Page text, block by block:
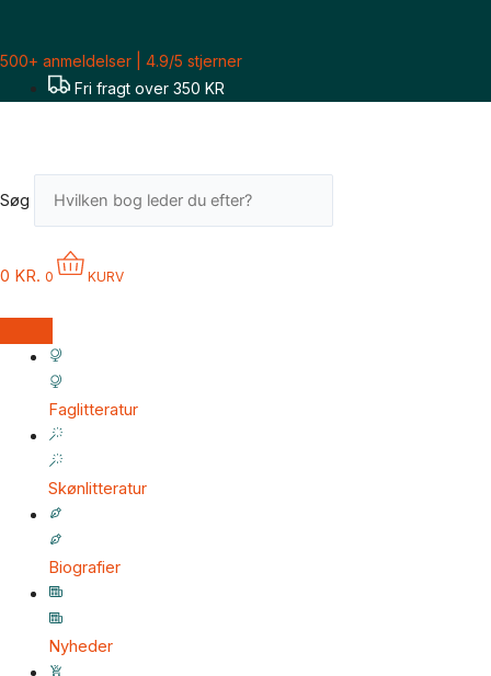
indholdet
500+ anmeldelser | 4.9/5 stjerner
Fri fragt over 350 KR
Søg
0 KR. 0 KURV
Faglitteratur
Skønlitteratur
Biografier
Nyheder